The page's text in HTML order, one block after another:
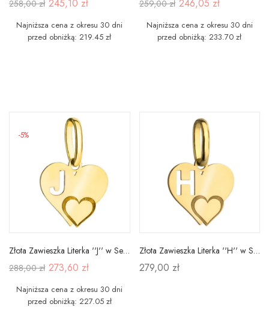
258,00 zł 245,10 zł
Najniższa cena z okresu 30 dni
przed obniżką: 219.45 zł
259,00 zł 246,05 zł
Najniższa cena z okresu 30 dni
przed obniżką: 233.70 zł
-5%
Złota Zawieszka Literka ''J'' w Sercu 585
288,00 zł 273,60 zł
Najniższa cena z okresu 30 dni
przed obniżką: 227.05 zł
Złota Zawieszka Literka ''H'' w Sercu 585
279,00 zł